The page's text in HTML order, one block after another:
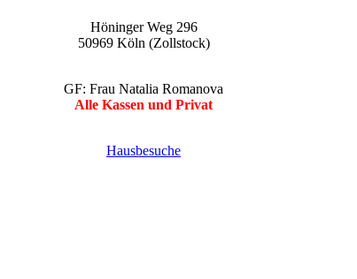
Höninger Weg 296
50969 Köln (Zollstock)
GF: Frau Natalia Romanova
Alle Kassen und Privat
Hausbesuche